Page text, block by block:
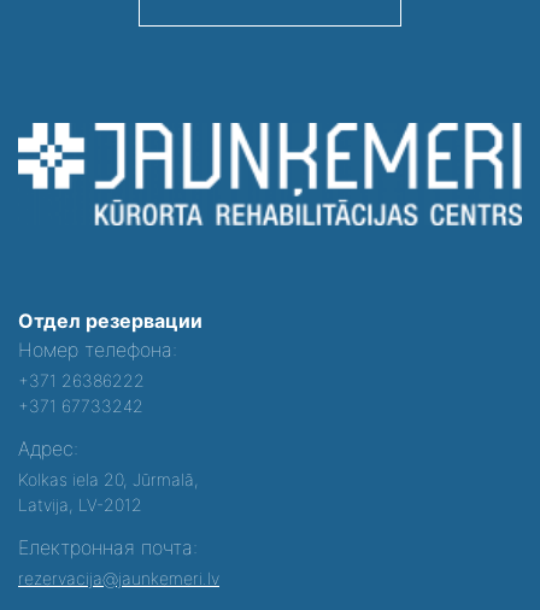
Отдел резервации
Номер телефона:
+371 26386222
+371 67733242
Адрес:
Kolkas iela 20, Jūrmalā,
Latvija, LV-2012
Електронная почта:
rezervacija@jaunkemeri.lv